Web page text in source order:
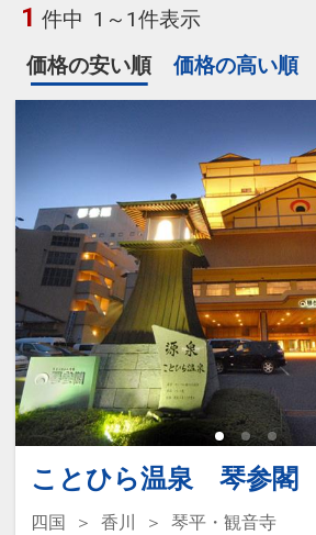
1 件中 1～1件表示
価格の安い順
価格の高い順
ことひら温泉 琴参閣
四国 香川
琴平・観音寺